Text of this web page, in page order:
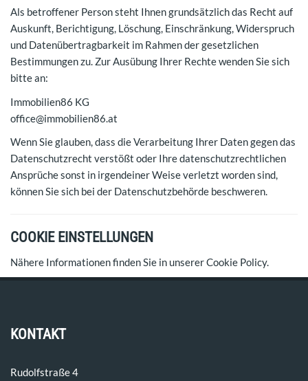
Als betroffener Person steht Ihnen grundsätzlich das Recht auf
Auskunft, Berichtigung, Löschung, Einschränkung, Widerspruch
und Datenübertragbarkeit im Rahmen der gesetzlichen
Bestimmungen zu. Zur Ausübung Ihrer Rechte wenden Sie sich
bitte an:
Immobilien86 KG
office@immobilien86.at
Wenn Sie glauben, dass die Verarbeitung Ihrer Daten gegen das
Datenschutzrecht verstößt oder Ihre datenschutzrechtlichen
Ansprüche sonst in irgendeiner Weise verletzt worden sind,
können Sie sich bei der Datenschutzbehörde beschweren.
COOKIE EINSTELLUNGEN
Nähere Informationen finden Sie in unsererCookie Policy.
KONTAKT
Rudolfstraße 4